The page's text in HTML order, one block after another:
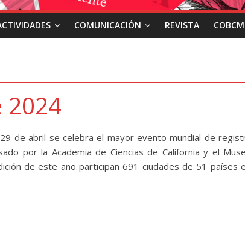
COMUNICACIÓN REVISTA
2024
de abril se celebra el mayor evento mundial de
por la Academia de Ciencias de California y el
de este año participan 691 ciudades de 51 países